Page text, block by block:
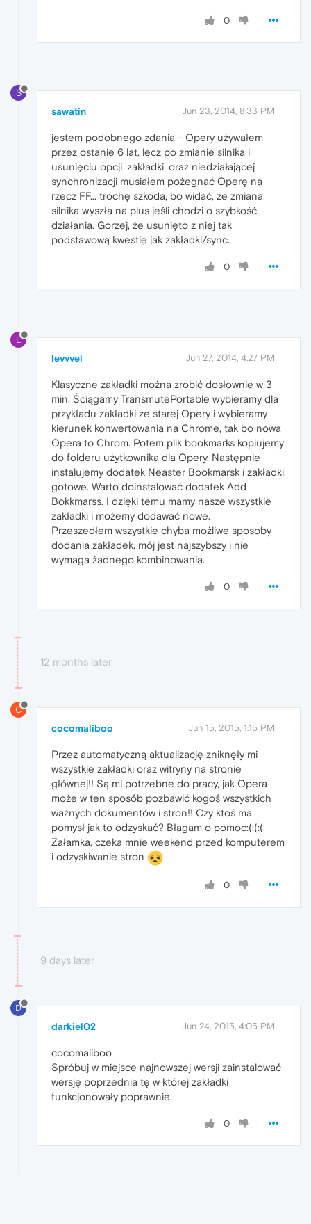
0
S
sawatin Jun 23, 2014, 8:33 PM
jestem podobnego zdania - Opery używałem
przez ostanie 6 lat, lecz po zmianie silnika i
usunięciu opcji 'zakładki' oraz niedziałającej
synchronizacji musiałem pożegnać Operę na
rzecz FF... trochę szkoda, bo widać, że zmiana
silnika wyszła na plus jeśli chodzi o szybkość
działania. Gorzej, że usunięto z niej tak
podstawową kwestię jak zakładki/sync.
0
L
levvvel Jun 27, 2014, 4:27 PM
Klasyczne zakładki można zrobić dosłownie w 3
min. Ściągamy TransmutePortable wybieramy dla
przykładu zakładki ze starej Opery i wybieramy
kierunek konwertowania na Chrome, tak bo nowa
Opera to Chrom. Potem plik bookmarks kopiujemy
do folderu użytkownika dla Opery. Następnie
instalujemy dodatek Neaster Bookmarsk i zakładki
gotowe. Warto doinstalować dodatek Add
Bokkmarss. I dzięki temu mamy nasze wszystkie
zakładki i możemy dodawać nowe.
Przeszedłem wszystkie chyba możliwe sposoby
dodania zakładek, mój jest najszybszy i nie
wymaga żadnego kombinowania.
0
12 months later
C
cocomaliboo Jun 15, 2015, 1:15 PM
Przez automatyczną aktualizację zniknęły mi
wszystkie zakładki oraz witryny na stronie
głównej!! Są mi potrzebne do pracy, jak Opera
może w ten sposób pozbawić kogoś wszystkich
ważnych dokumentów i stron!! Czy ktoś ma
pomysł jak to odzyskać? Błagam o pomoc:(:(:(
Załamka, czeka mnie weekend przed komputerem
i odzyskiwanie stron
0
9 days later
D
darkiel02 Jun 24, 2015, 4:05 PM
cocomaliboo
Spróbuj w miejsce najnowszej wersji zainstalować
wersję poprzednia tę w której zakładki
funkcjonowały poprawnie.
0